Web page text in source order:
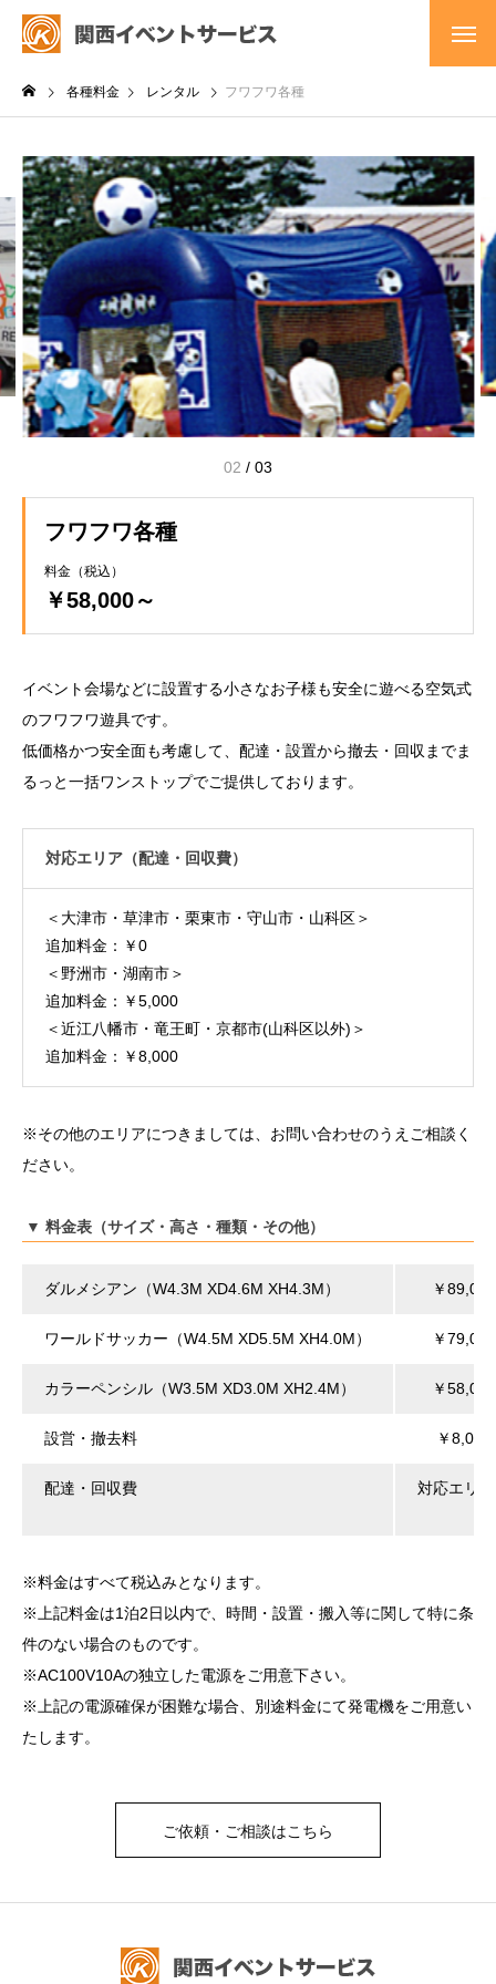
各種料金 レンタル フワフワ各種
02 / 03
フワフワ各種
料金（税込）
￥58,000～
イベント会場などに設置する小さなお子様も安全に遊べる空気式
のフワフワ遊具です。
低価格かつ安全面も考慮して、配達・設置から撤去・回収までま
るっと一括ワンストップでご提供しております。
対応エリア（配達・回収費）
＜大津市・草津市・栗東市・守山市・山科区＞
追加料金：￥0
＜野洲市・湖南市＞
追加料金：￥5,000
＜近江八幡市・竜王町・京都市(山科区以外)＞
追加料金：￥8,000
※その他のエリアにつきましては、お問い合わせのうえご相談く
ださい。
▼ 料金表（サイズ・高さ・種類・その他）
ダルメシアン（W4.3M XD4.6M XH4.3M） ￥
ワールドサッカー（W4.5M XD5.5M XH4.0M） ￥
カラーペンシル（W3.5M XD3.0M XH2.4M） ￥
設営・撤去料 ￥8,000
配達・回収費 対応エリ
※料金はすべて税込みとなります。
※上記料金は1泊2日以内で、時間・設置・搬入等に関して特に条
件のない場合のものです。
※AC100V10Aの独立した電源をご用意下さい。
※上記の電源確保が困難な場合、別途料金にて発電機をご用意い
たします。
ご依頼・ご相談はこちら